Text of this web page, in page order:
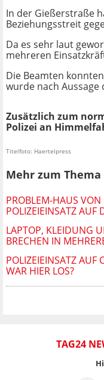
In der Gießerstraße
Beziehungsstreit
Da es sehr laut
mehreren
Die Beamten
wurde nach Aussage
Zusätzlich zum
Polizei an
Titelfoto: Haertelpress
Mehr zum Thema
PROBLEM-HAUS
POLIZEIEINSATZ AUF
LAPTOP, KLEIDUNG
BRECHEN IN
POLIZEIEINSATZ AUF
WAR HIER LOS?
TAG24